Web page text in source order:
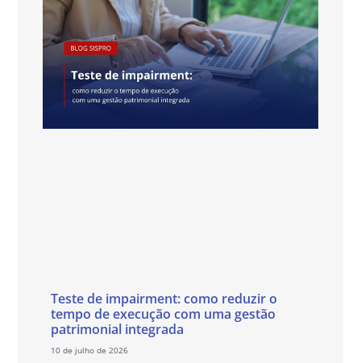
Teste de impairment: como reduzir o
tempo de execução com uma gestão
patrimonial integrada
10 de julho de 2026